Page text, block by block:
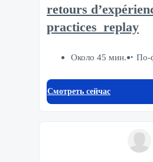
retours
practices_replay
Около 45 мин. По-
Смотреть сейчас